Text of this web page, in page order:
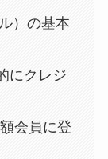
）の基本
にクレジ
会員に登